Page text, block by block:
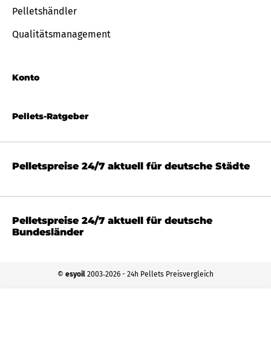
Pellets-Ratgeber
Pelletshändler
Qualitätsmanagement
Konto
Pelletspreise 24/7 aktuell für deutsche Städte
Pelletspreise 24/7 aktuell für deutsche
Bundesländer
© esyoil 2003‐2026 - 24h Pellets Preisvergleich